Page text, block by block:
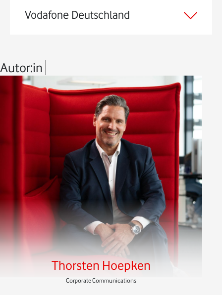
Vodafone Deutschland
Autor:in
Thorsten Hoepken
Corporate Communications